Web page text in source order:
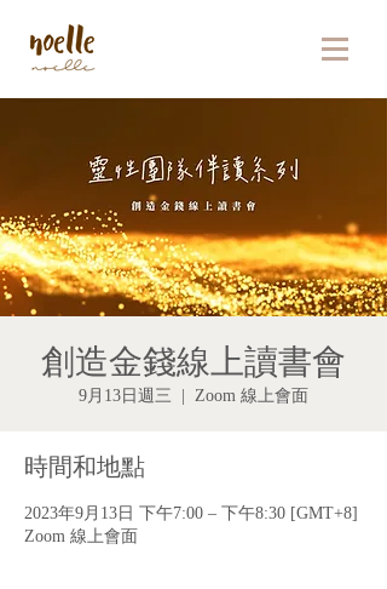
創造金錢線上讀書會
9月13日週三 Zoom 線上會面
時間和地點
2023年9月13日 下午7:00 – 下午8:30 [GMT+8]
Zoom 線上會面